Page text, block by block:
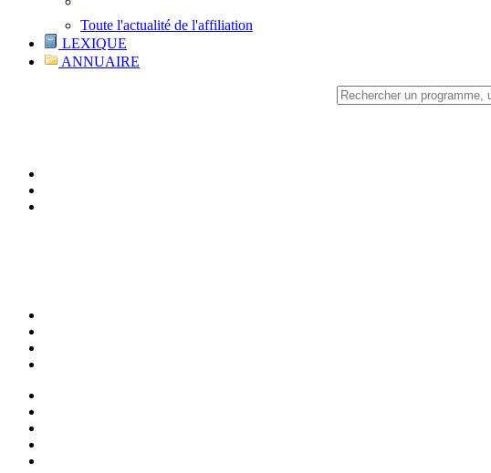
Toute l'actualité de l'affiliation
LEXIQUE
ANNUAIRE